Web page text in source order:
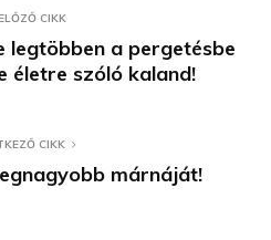
CIKK
legtöbben a pergetésbe
életre szóló kaland!
CIKK
márnáját!